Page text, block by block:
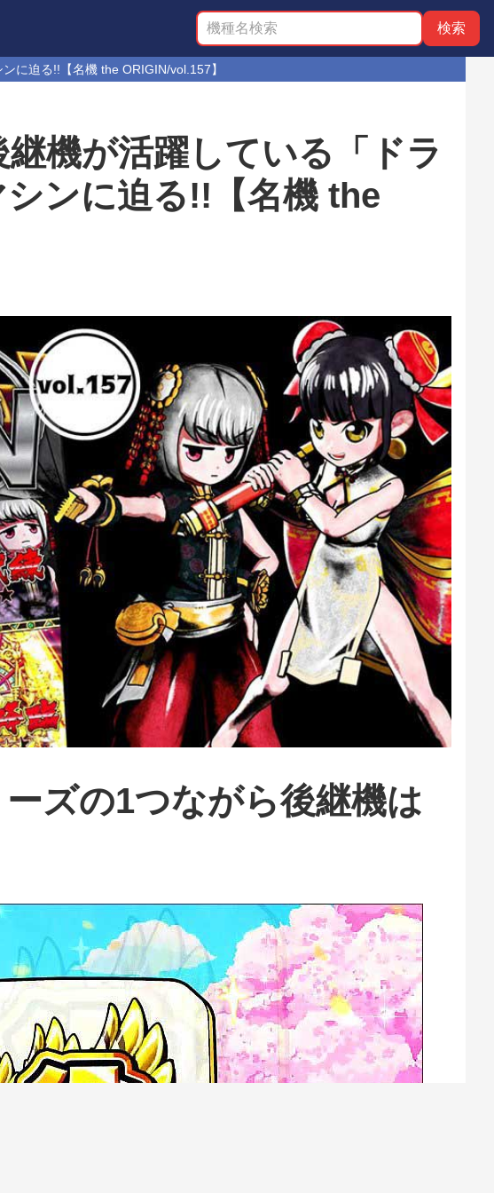
に迫る!!【名機 the ORIGIN/vol.157】
機が活躍している「ドラ
シンに迫る!!【名機 the
ズの1つながら後継機は